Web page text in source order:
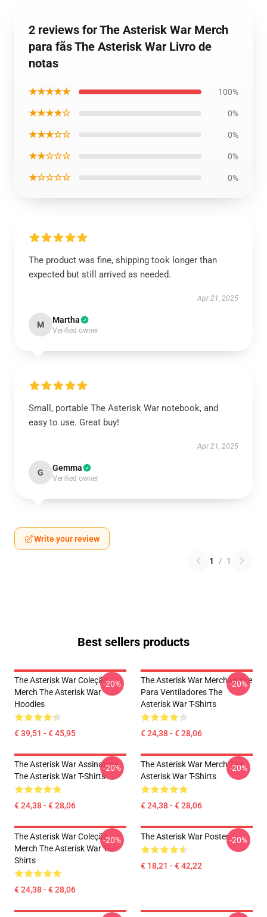
2 reviews for The Asterisk War Merch
para fãs The Asterisk War Livro de
notas
★★★★★ 100%
★★★★☆ 0%
★★★☆☆ 0%
★★☆☆☆ 0%
★☆☆☆☆ 0%
The product was fine, shipping took longer than
expected but still arrived as needed.
Apr 21, 2025
M Martha
Verified owner
Small, portable The Asterisk War notebook, and
easy to use. Great buy!
Apr 21, 2025
G Gemma
Verified owner
Write your review
1 / 1
Best sellers products
The Asterisk War Coleção
Merch The Asterisk War
Hoodies
€ 39,51 - € 45,95
-20%
The Asterisk War Merchandise
Para Ventiladores The
Asterisk War T-Shirts
€ 24,38 - € 28,06
-20%
The Asterisk War Assinatura
The Asterisk War T-Shirts
€ 24,38 - € 28,06
-20%
The Asterisk War Merch The
Asterisk War T-Shirts
€ 24,38 - € 28,06
-20%
The Asterisk War Coleção
Merch The Asterisk War T-
Shirts
€ 24,38 - € 28,06
-20% The Asterisk War Poster
€ 18,21 - € 42,22
-20%